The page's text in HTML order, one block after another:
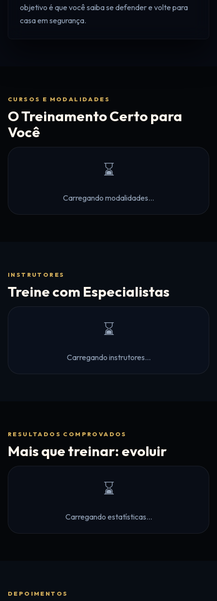
objetivo é que você saiba se defender e volte para
casa em segurança.
CURSOS E MODALIDADES
O Treinamento Certo para
Você
⌛
Carregando modalidades...
INSTRUTORES
Treine com Especialistas
⌛
Carregando instrutores...
RESULTADOS COMPROVADOS
Mais que treinar: evoluir
⌛
Carregando estatísticas...
DEPOIMENTOS